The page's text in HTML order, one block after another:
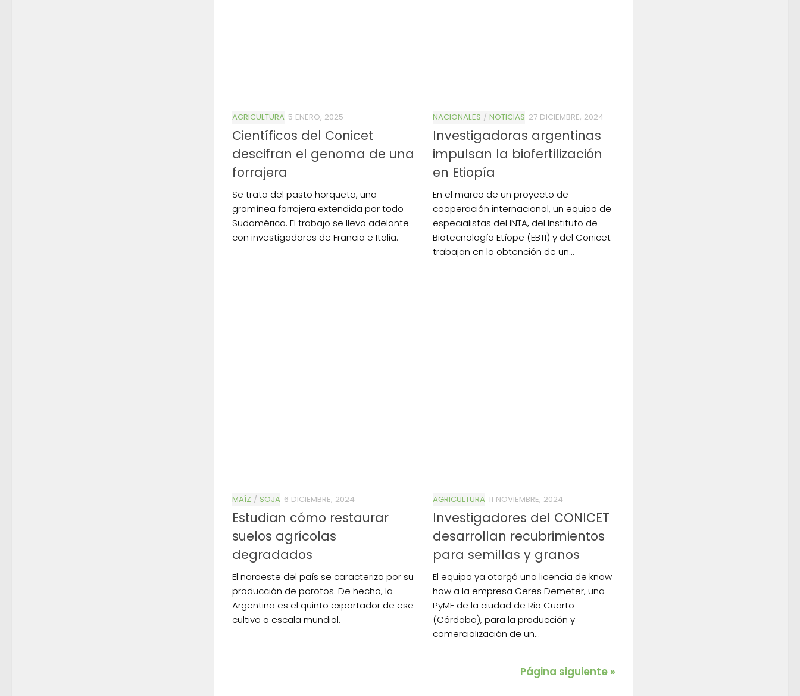
AGRICULTURA 5 ENERO, 2025
Científicos del Conicet
descifran el genoma de una
forrajera
Se trata del pasto horqueta, una
gramínea forrajera extendida por todo
Sudamérica. El trabajo se llevo adelante
con investigadores de Francia e Italia.
NACIONALES / NOTICIAS 27 DICIEMBRE, 2024
Investigadoras argentinas
impulsan la biofertilización
en Etiopía
En el marco de un proyecto de
cooperación internacional, un equipo de
especialistas del INTA, del Instituto de
Biotecnología Etíope (EBTI) y del Conicet
trabajan en la obtención de un...
MAÍZ / SOJA 6 DICIEMBRE, 2024
Estudian cómo restaurar
suelos agrícolas
degradados
El noroeste del país se caracteriza por su
producción de porotos. De hecho, la
Argentina es el quinto exportador de ese
cultivo a escala mundial.
AGRICULTURA 11 NOVIEMBRE, 2024
Investigadores del CONICET
desarrollan recubrimientos
para semillas y granos
El equipo ya otorgó una licencia de know
how a la empresa Ceres Demeter, una
PyME de la ciudad de Rio Cuarto
(Córdoba), para la producción y
comercialización de un...
Página siguiente »